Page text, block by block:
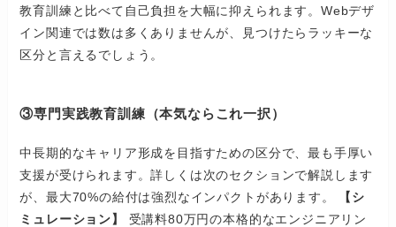
教育訓練と比べて自己負担を大幅に抑えられます。Webデザ
イン関連では数は多くありませんが、見つけたらラッキーな
区分と言えるでしょう。
③専門実践教育訓練（本気ならこれ一択）
中長期的なキャリア形成を目指すための区分で、最も手厚い
支援が受けられます。詳しくは次のセクションで解説します
が、最大70%の給付は強烈なインパクトがあります。
【シ
ミュレーション】
受講料80万円の本格的なエンジニアリン